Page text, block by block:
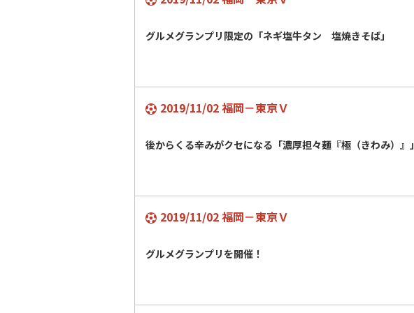
グルメグランプリ限定の「ネギ塩牛タン 塩焼きそば」
2019/11/02 福岡－東京Ｖ
後からくる辛みがクセになる「濃厚担々麺『極（きわみ）』」
2019/11/02 福岡－東京Ｖ
グルメグランプリを開催！